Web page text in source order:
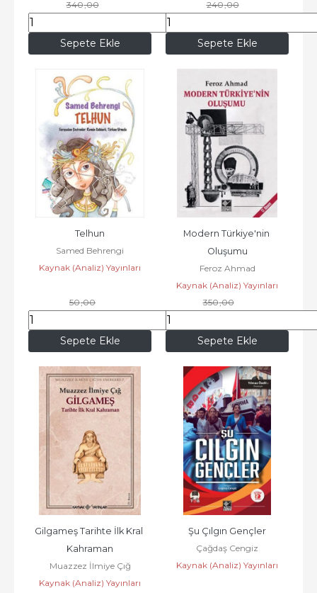
Sepete Ekle
340,00
299,20
Sepete Ekle
240,00
211,20
Sepete Ekle
Telhun
Samed Behrengi
Kaynak (Analiz) Yayınları
50,00
44,00
Sepete Ekle
Modern Türkiye'nin
Oluşumu
Feroz Ahmad
Kaynak (Analiz) Yayınları
350,00
308,00
Gilgameş Tarihte İlk Kral
Kahraman
Muazzez İlmiye Çığ
Kaynak (Analiz) Yayınları
Şu Çılgın Gençler
Çağdaş Cengiz
Kaynak (Analiz) Yayınları